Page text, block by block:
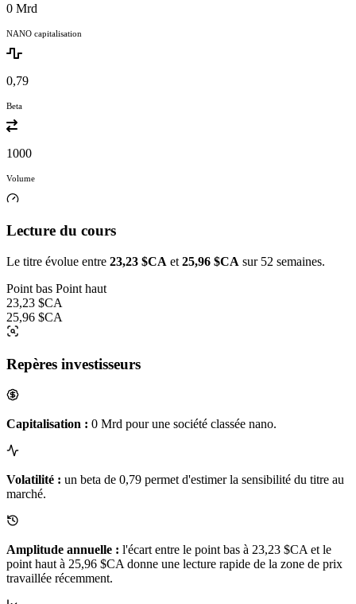
0 Mrd
NANO capitalisation
0,79
Beta
1000
Volume
Lecture du cours
Le titre évolue entre 23,23 $CA et 25,96 $CA sur 52 semaines.
Point bas Point haut
23,23 $CA
25,96 $CA
Repères investisseurs
Capitalisation : 0 Mrd pour une société classée nano.
Volatilité : un beta de 0,79 permet d'estimer la sensibilité du titre au
marché.
Amplitude annuelle : l'écart entre le point bas à 23,23 $CA et le
point haut à 25,96 $CA donne une lecture rapide de la zone de prix
travaillée récemment.